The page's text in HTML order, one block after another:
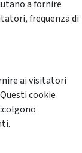
a fornire
frequenza di
ai visitatori
cookie